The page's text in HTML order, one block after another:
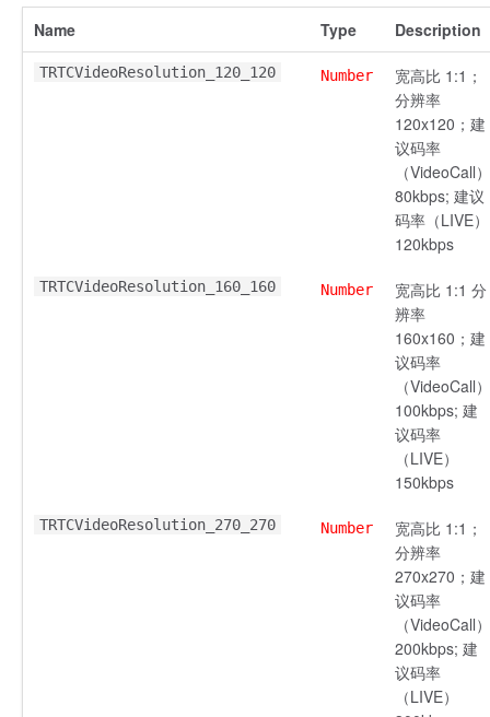
Name Type Description
TRTCVideoResolution_120_120 Number
宽高比 1:1；
分辨率
120x120；建
议码率
（VideoCall）
80kbps; 建议
码率（LIVE）
120kbps
TRTCVideoResolution_160_160 Number
宽高比 1:1 分
辨率
160x160；建
议码率
（VideoCall）
100kbps; 建
议码率
（LIVE）
150kbps
TRTCVideoResolution_270_270 Number
宽高比 1:1；
分辨率
270x270；建
议码率
（VideoCall）
200kbps; 建
议码率
（LIVE）